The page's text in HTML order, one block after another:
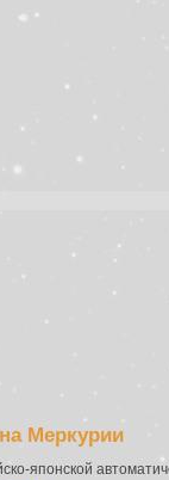
Меркурии
японской